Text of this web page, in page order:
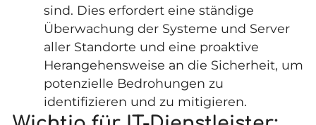
sind. Dies erfordert eine ständige
Überwachung der Systeme und Server
aller Standorte und eine proaktive
Herangehensweise an die Sicherheit, um
potenzielle Bedrohungen zu
identifizieren und zu mitigieren.